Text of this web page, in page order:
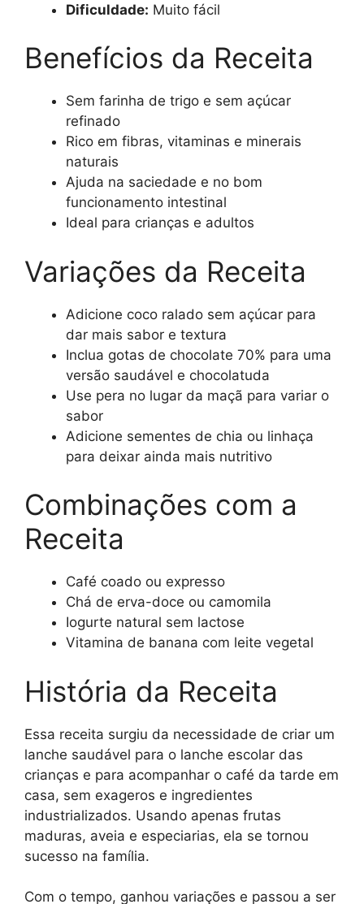
Dificuldade: Muito fácil
Benefícios da Receita
Sem farinha de trigo e sem açúcar
refinado
Rico em fibras, vitaminas e minerais
naturais
Ajuda na saciedade e no bom
funcionamento intestinal
Ideal para crianças e adultos
Variações da Receita
Adicione coco ralado sem açúcar para
dar mais sabor e textura
Inclua gotas de chocolate 70% para uma
versão saudável e chocolatuda
Use pera no lugar da maçã para variar o
sabor
Adicione sementes de chia ou linhaça
para deixar ainda mais nutritivo
Combinações com a
Receita
Café coado ou expresso
Chá de erva-doce ou camomila
Iogurte natural sem lactose
Vitamina de banana com leite vegetal
História da Receita
Essa receita surgiu da necessidade de criar um
lanche saudável para o lanche escolar das
crianças e para acompanhar o café da tarde em
casa, sem exageros e ingredientes
industrializados. Usando apenas frutas
maduras, aveia e especiarias, ela se tornou
sucesso na família.
Com o tempo, ganhou variações e passou a ser